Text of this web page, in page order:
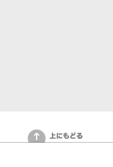
上にもどる